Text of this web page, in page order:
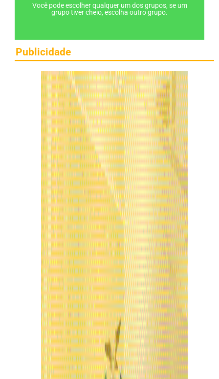
Você pode escolher qualquer um dos grupos, se um
grupo tiver cheio, escolha outro grupo.
Publicidade